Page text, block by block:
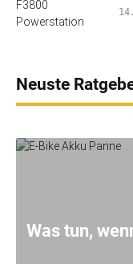
Neuste
Was tun,